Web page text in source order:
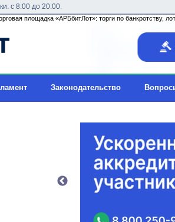
с 8:00 до 20:00.
площадка «АРБбитЛот»: торги по банкротству,
Законодательство